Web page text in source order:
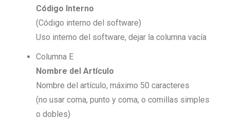
Código Interno
(Código interno del software)
Uso interno del software, dejar la columna vacía
Columna E
Nombre del Artículo
Nombre del artículo, máximo 50 caracteres
(no usar coma, punto y coma, o comillas simples
o dobles)